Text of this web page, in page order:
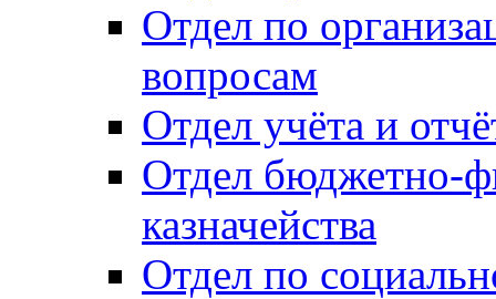
Отдел по
вопросам
Отдел учёта и
Отдел бюджетно-
казначейства
Отдел по